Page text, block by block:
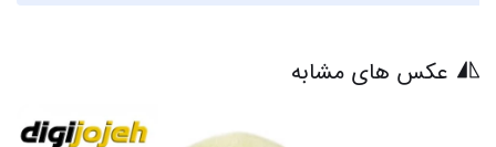
عکس های مشابه